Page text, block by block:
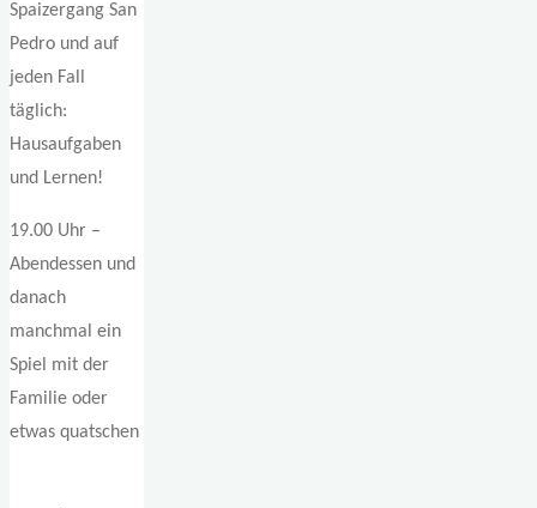
Spaizergang San
Pedro und auf
jeden Fall
täglich:
Hausaufgaben
und Lernen!
19.00 Uhr –
Abendessen und
danach
manchmal ein
Spiel mit der
Familie oder
etwas quatschen